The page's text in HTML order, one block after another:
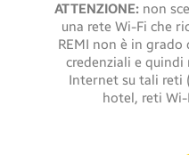
ATTENZIONE:non
una rete Wi-Fi che
REMI non è in
credenziali e
Internet su tali reti
hotel, reti